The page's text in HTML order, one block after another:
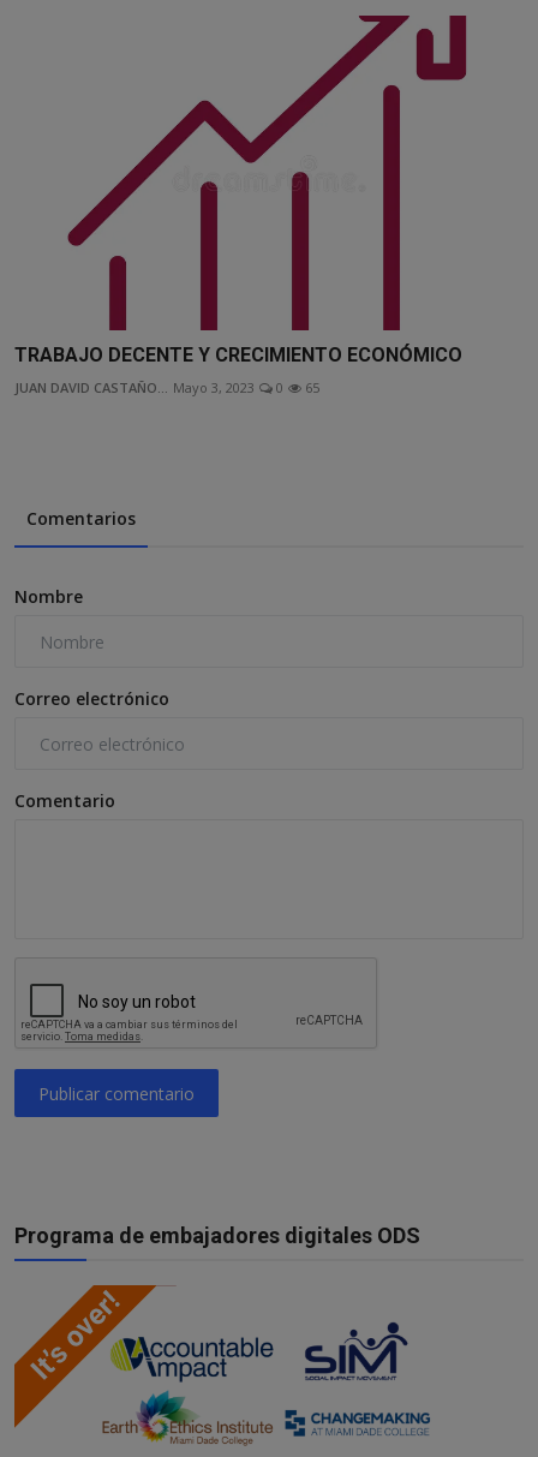
TRABAJO DECENTE Y CRECIMIENTO ECONÓMICO
JUAN DAVID CASTAÑO... Mayo 3, 2023 0 65
Comentarios
Nombre
Correo electrónico
Comentario
Publicar comentario
Programa de embajadores digitales ODS